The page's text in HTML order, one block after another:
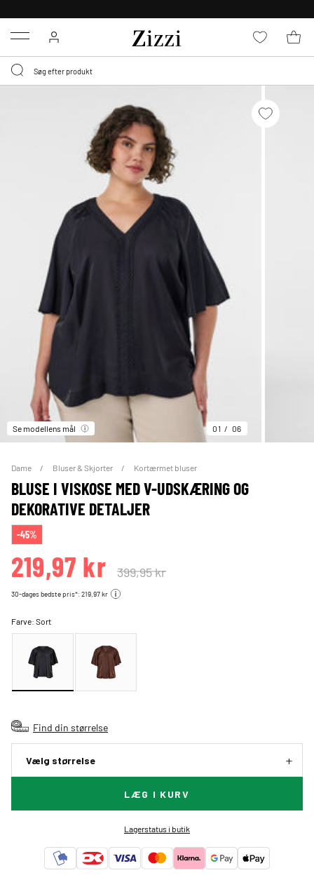
Menu
Se modellens mål 01 06
Dame Bluser & Skjorter Kortærmet bluser
BLUSE I VISKOSE MED V-UDSKÆRING OG
DEKORATIVE DETALJER
-45%
219,97 kr 399,95 kr
30-dages bedste pris*: 219,97 kr
Farve:Sort
Find din størrelse
Vælg størrelse
LÆG I KURV
Lagerstatus i butik